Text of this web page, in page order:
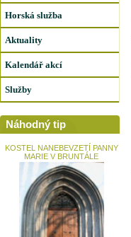
Horská služba
Aktuality
Kalendář akcí
Služby
Náhodný tip
KOSTEL NANEBEVZETÍ PANNY
MARIE V BRUNTÁLE